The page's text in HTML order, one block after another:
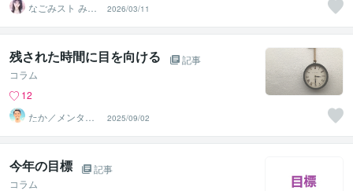
なごみスト みけ
♡肩の力を抜く
お話し時間
2026/03/11
残された時間に目を向ける
記事
コラム
12
たか／メンタル
パートナー
2025/09/02
今年の目標
記事
コラム